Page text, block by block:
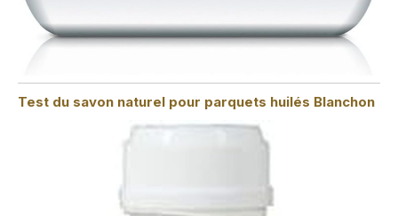
Test du savon naturel pour parquets huilés Blanchon